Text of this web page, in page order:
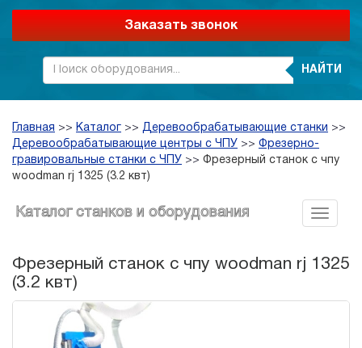
Заказать звонок
НАЙТИ
Главная >> Каталог >> Деревообрабатывающие станки >>
Деревообрабатывающие центры с ЧПУ >> Фрезерно-
гравировальные станки с ЧПУ >> Фрезерный станок с чпу
woodman rj 1325 (3.2 квт)
Каталог станков и оборудования
Фрезерный станок с чпу woodman rj 1325
(3.2 квт)